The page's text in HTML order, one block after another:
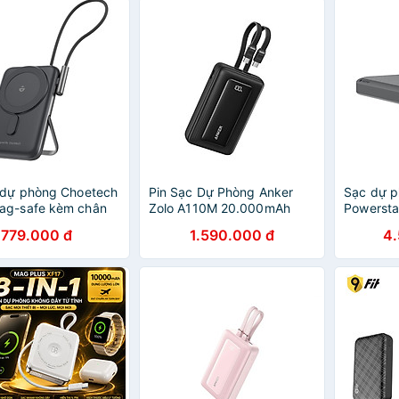
phòng Choetech
safe kèm chân
suất 20w
10000mAh
hãng)
779.000 đ
Pin Sạc Dự Phòng Anker
Zolo A110M 20.000mAh
Tích Hợp - Hàng Chính
Hãng
1.590.000 đ
Sạc dự
hãng